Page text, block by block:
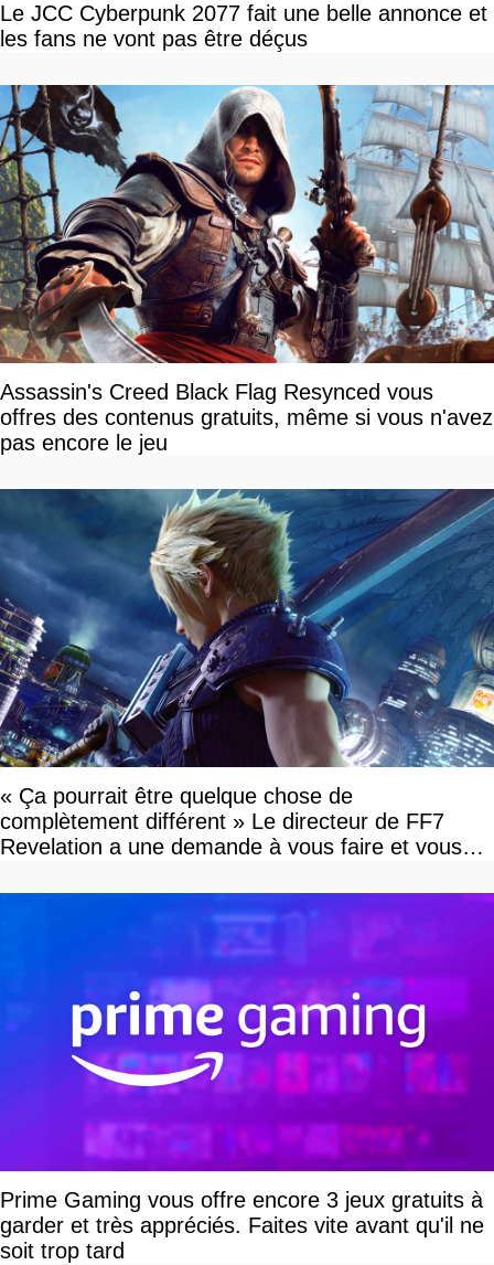
Le JCC Cyberpunk 2077 fait une belle annonce et
les fans ne vont pas être déçus
Assassin's Creed Black Flag Resynced vous
offres des contenus gratuits, même si vous n'avez
pas encore le jeu
« Ça pourrait être quelque chose de
complètement différent » Le directeur de FF7
Revelation a une demande à vous faire et vous
Prime Gaming vous offre encore 3 jeux gratuits à
garder et très appréciés. Faites vite avant qu'il ne
soit trop tard